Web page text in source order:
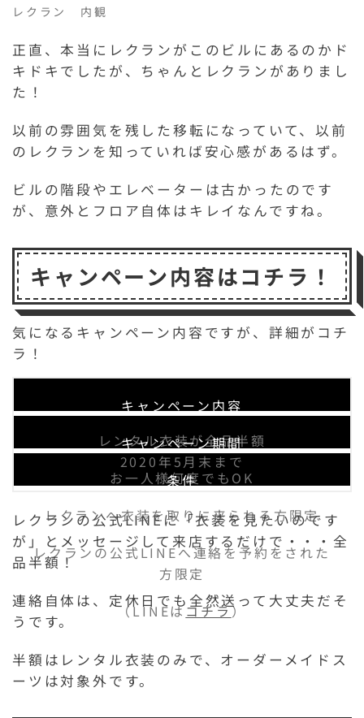
レクラン 内観
正直、本当にレクランがこのビルにあるのかド
キドキでしたが、ちゃんとレクランがありまし
た！
以前の雰囲気を残した移転になっていて、以前
のレクランを知っていれば安心感があるはず。
ビルの階段やエレベーターは古かったのです
が、意外とフロア自体はキレイなんですね。
キャンペーン内容はコチラ！
気になるキャンペーン内容ですが、詳細がコチ
ラ！
キャンペーン内容
レンタル衣装が全品半額
お一人様何度でもOK
キャンペーン期間
2020年5月末まで
条件
レクランへ衣装を取りに来られる方限定
レクランの公式LINEへ連絡を予約をされた
方限定
（LINEはコチラ）
レクランの公式LINEに「衣装を見たいのです
が」とメッセージして来店するだけで・・・全
品半額！
連絡自体は、定休日でも全然送って大丈夫だそ
うです。
半額はレンタル衣装のみで、オーダーメイドス
ーツは対象外です。